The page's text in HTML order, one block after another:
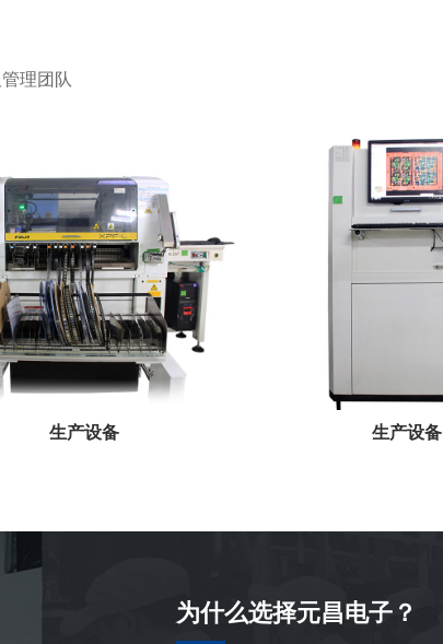
理团队
生产设备 生产设备
为什么选择元昌电子？